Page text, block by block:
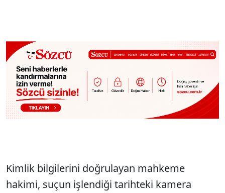
Kimlik bilgilerini doğrulayan mahkeme
hakimi, suçun işlendiği tarihteki kamera